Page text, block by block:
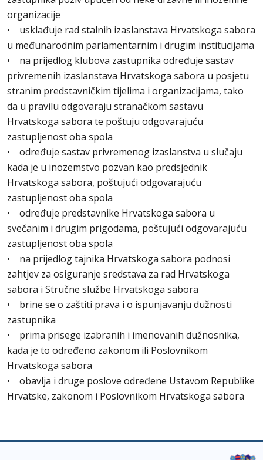
organizacije
• usklađuje rad stalnih izaslanstava Hrvatskoga sabora
u međunarodnim parlamentarnim i drugim institucijama
• na prijedlog klubova zastupnika određuje sastav
privremenih izaslanstava Hrvatskoga sabora u posjetu
stranim predstavničkim tijelima i organizacijama, tako
da u pravilu odgovaraju stranačkom sastavu
Hrvatskoga sabora te poštuju odgovarajuću
zastupljenost oba spola
• određuje sastav privremenog izaslanstva u slučaju
kada je u inozemstvo pozvan kao predsjednik
Hrvatskoga sabora, poštujući odgovarajuću
zastupljenost oba spola
• određuje predstavnike Hrvatskoga sabora u
svečanim i drugim prigodama, poštujući odgovarajuću
zastupljenost oba spola
• na prijedlog tajnika Hrvatskoga sabora podnosi
zahtjev za osiguranje sredstava za rad Hrvatskoga
sabora i Stručne službe Hrvatskoga sabora
• brine se o zaštiti prava i o ispunjavanju dužnosti
zastupnika
• prima prisege izabranih i imenovanih dužnosnika,
kada je to određeno zakonom ili Poslovnikom
Hrvatskoga sabora
• obavlja i druge poslove određene Ustavom Republike
Hrvatske, zakonom i Poslovnikom Hrvatskoga sabora